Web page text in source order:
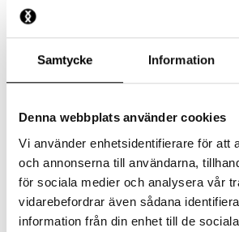
Samtycke Information
Denna webbplats använder cookies
Vi använder enhetsidentifierare för att
och annonserna till användarna,
för sociala medier och analysera vår
vidarebefordrar även sådana
information från din enhet till de
Vilket material är era Socks gjorda av?
Hur ska jag tvätta mina Socks?
Kontakta